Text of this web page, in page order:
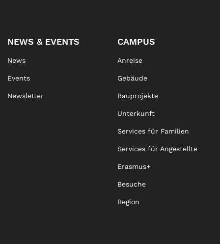
NEWS & EVENTS
News
Events
Newsletter
CAMPUS
Anreise
Gebäude
Bauprojekte
Unterkunft
Services für Familien
Services für Angestellte
Erasmus+
Besuche
Region